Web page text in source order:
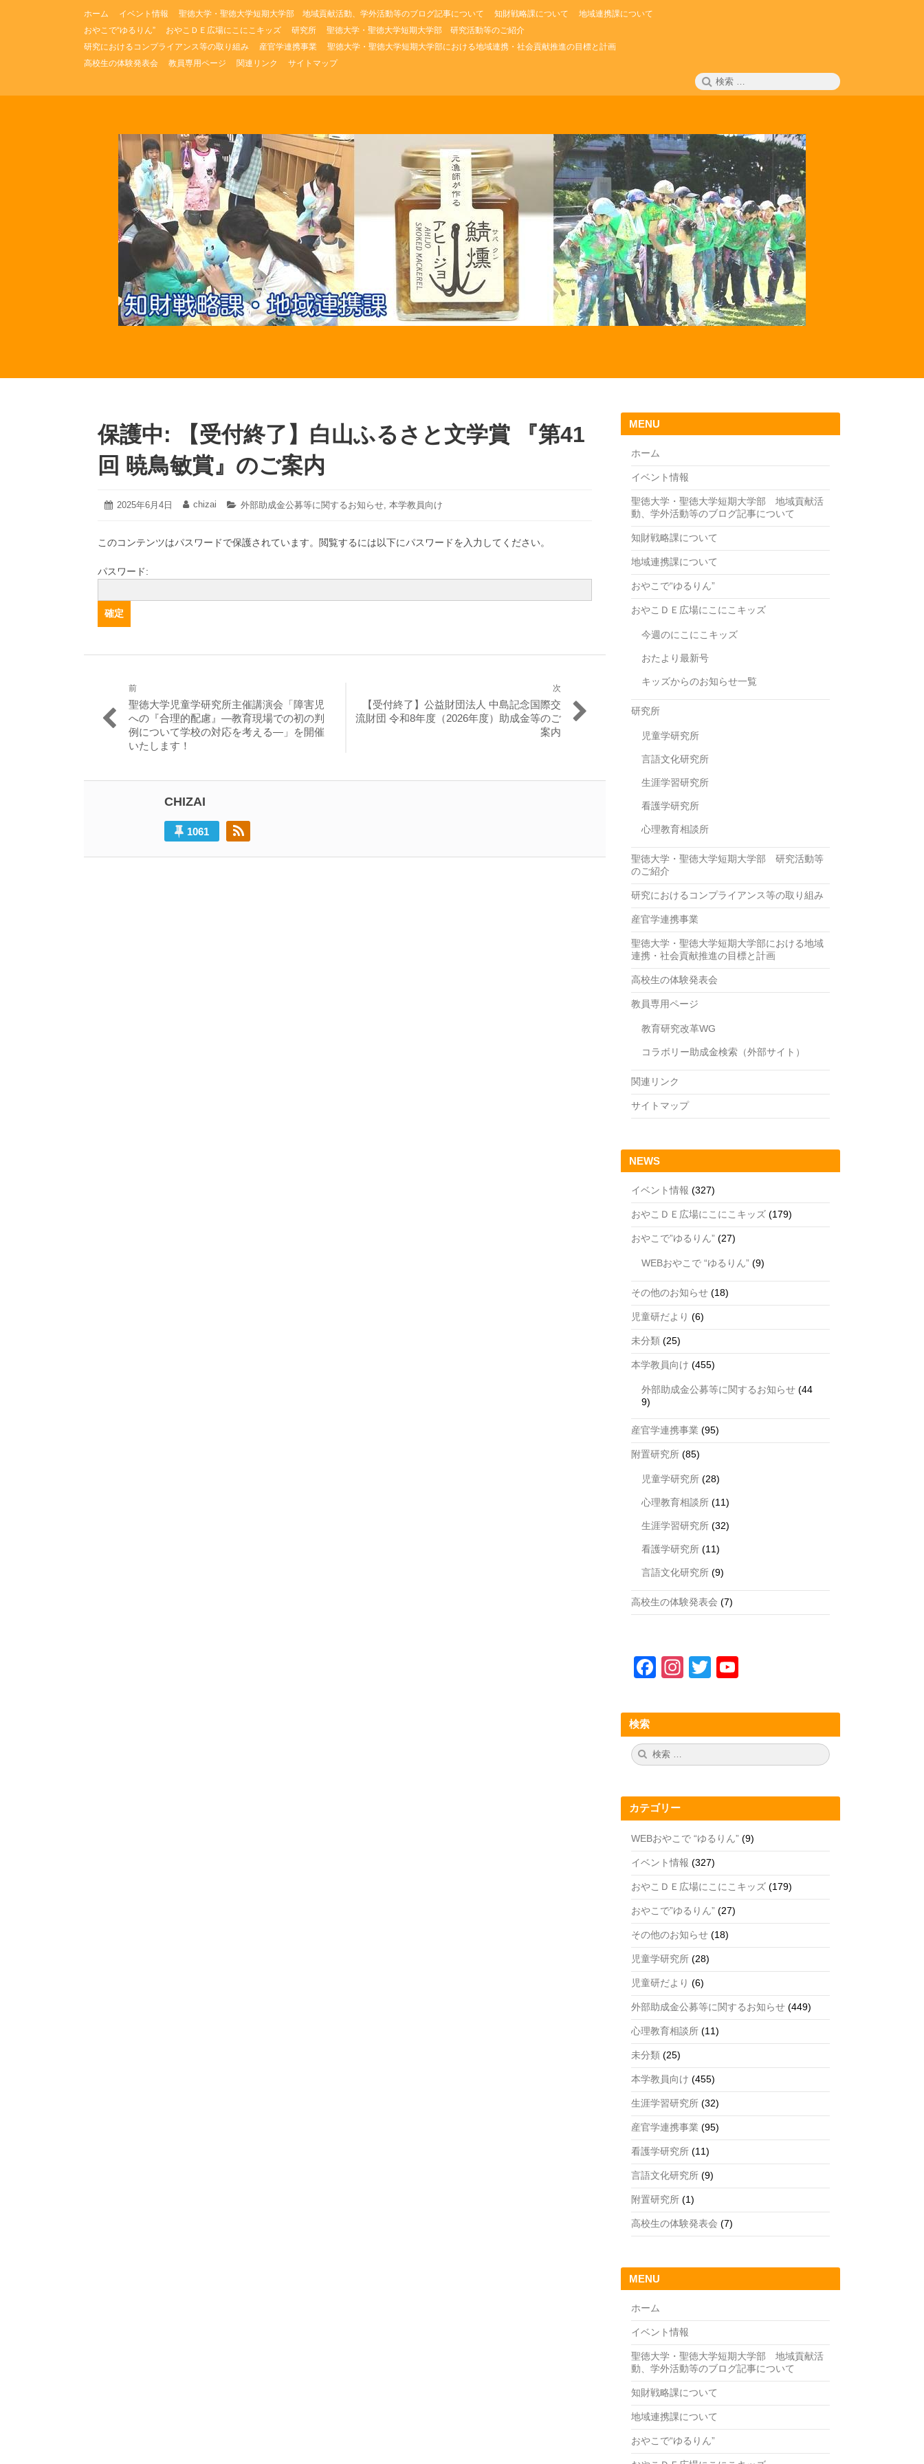
ス
ホーム イベント情報 聖徳大学・聖徳大学短期大学部 地域貢献活動、学外活動等のブログ記事について 知財戦略課について
地域連携課について
おやこで“ゆるりん”
おやこＤＥ広場にこにこキッズ 研究所
聖徳大学・聖徳大学短期大学部 研究活動等のご紹介
研究におけるコンプライアンス等の取り組み
産官学連携事業
聖徳大学・聖徳大学短期大学部における地域連携・社会貢献推進の目標と計画
高校生の体験発表会
教員専用ページ 関連リンク サイトマップ
検
索:
保護中: 【受付終了】白山ふるさと文学賞 『第41
回 暁鳥敏賞』のご案内
投
2025年6月4日
2025
月
22
投
chizai
カ
リ
外部助成金公募等に関するお知らせ, 本学教員向け
このコンテンツはパスワードで保護されています。閲覧するには以下にパスワードを入力してください。
パスワード:
稿
ゲ
前
過
去
の
投
聖徳大学児童学研究所主催講演会「障害児
への『合理的配慮』―教育現場での初の判
例について学校の対応を考える―」を開催
いたします！
次
の
【受付終了】公益財団法人 中島記念国際交
流財団 令和8年度（2026年度）助成金等のご
案内
CHIZAI
1061
MENU
ホーム
イベント情報
聖徳大学・聖徳大学短期大学部 地域貢献活
動、学外活動等のブログ記事について
知財戦略課について
地域連携課について
おやこで“ゆるりん”
おやこＤＥ広場にこにこキッズ
今週のにこにこキッズ
おたより最新号
キッズからのお知らせ一覧
研究所
児童学研究所
言語文化研究所
生涯学習研究所
看護学研究所
心理教育相談所
聖徳大学・聖徳大学短期大学部 研究活動等
のご紹介
研究におけるコンプライアンス等の取り組み
産官学連携事業
聖徳大学・聖徳大学短期大学部における地域
連携・社会貢献推進の目標と計画
高校生の体験発表会
教員専用ページ
教育研究改革WG
コラボリー助成金検索（外部サイト）
関連リンク
サイトマップ
NEWS
イベント情報 (327)
おやこＤＥ広場にこにこキッズ (179)
おやこで”ゆるりん” (27)
WEBおやこで “ゆるりん” (9)
その他のお知らせ (18)
児童研だより (6)
未分類 (25)
本学教員向け (455)
外部助成金公募等に関するお知らせ (44
9)
産官学連携事業 (95)
附置研究所 (85)
児童学研究所 (28)
心理教育相談所 (11)
生涯学習研究所 (32)
看護学研究所 (11)
言語文化研究所 (9)
高校生の体験発表会 (7)
F
c
e
b
o
k
In
a
gr
T
tt
er
u
T
e
C
h
n
el
検索
検
索:
カテゴリー
WEBおやこで “ゆるりん” (9)
イベント情報 (327)
おやこＤＥ広場にこにこキッズ (179)
おやこで”ゆるりん” (27)
その他のお知らせ (18)
児童学研究所 (28)
児童研だより (6)
外部助成金公募等に関するお知らせ (449)
心理教育相談所 (11)
未分類 (25)
本学教員向け (455)
生涯学習研究所 (32)
産官学連携事業 (95)
看護学研究所 (11)
言語文化研究所 (9)
附置研究所 (1)
高校生の体験発表会 (7)
MENU
ホーム
イベント情報
聖徳大学・聖徳大学短期大学部 地域貢献活
動、学外活動等のブログ記事について
知財戦略課について
地域連携課について
おやこで“ゆるりん”